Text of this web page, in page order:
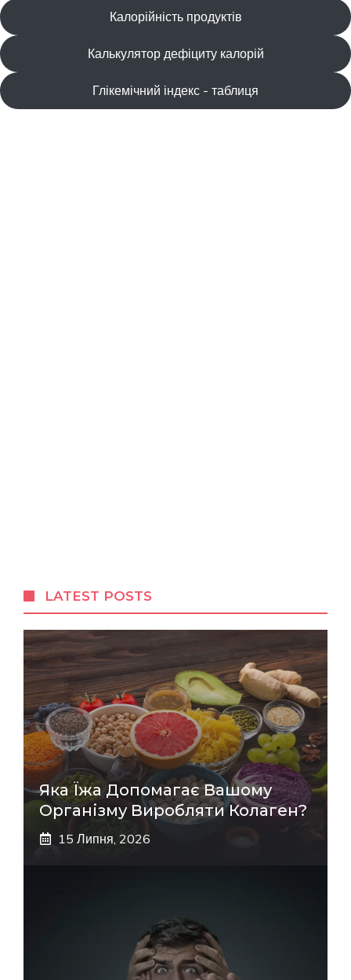
Калорійність продуктів
Калькулятор дефіциту калорій
Глікемічний індекс - таблиця
LATEST POSTS
Яка Їжа Допомагає Вашому
Організму Виробляти Колаген?
15 Липня, 2026